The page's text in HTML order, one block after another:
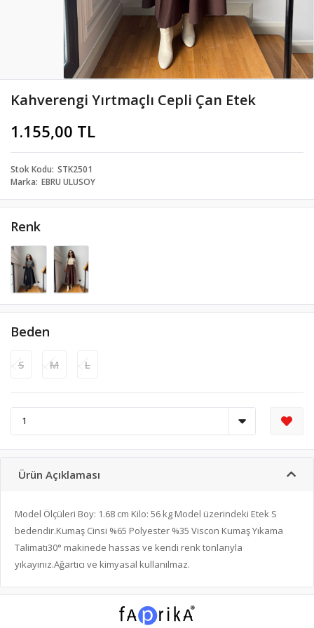
Kahverengi Yırtmaçlı Cepli Çan Etek
1.155,00 TL
Stok Kodu STK2501
Marka EBRU ULUSOY
Renk
Beden
S M L
Ürün Açıklaması
Model Ölçüleri Boy: 1.68 cm Kilo: 56 kg Model üzerindeki Etek S
bedendir.Kumaş Cinsi %65 Polyester %35 Viscon Kumaş Yıkama
Talimatı30° makinede hassas ve kendi renk tonlarıyla
yıkayınız.Ağartıcı ve kimyasal kullanılmaz.